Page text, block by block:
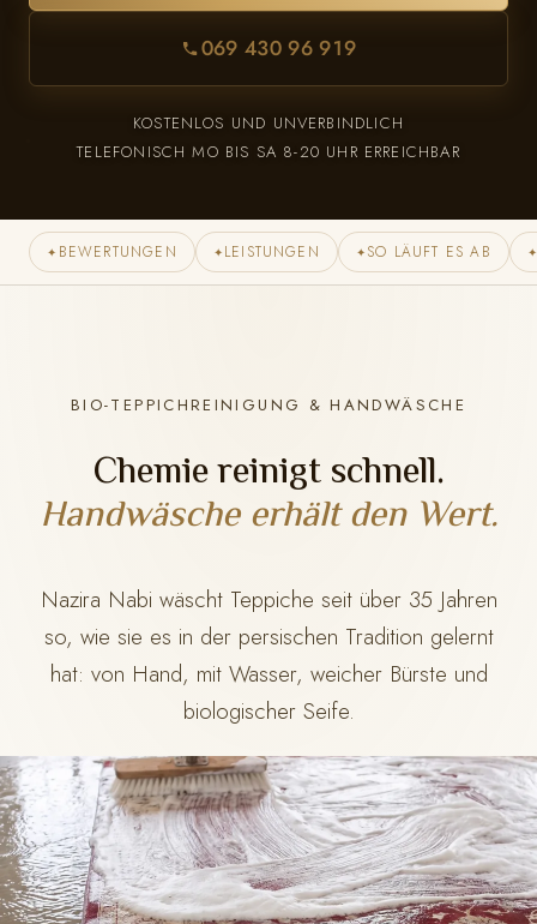
069 430 96 919
KOSTENLOS UND UNVERBINDLICH
TELEFONISCH MO BIS SA 8-20 UHR ERREICHBAR
✦ BEWERTUNGEN ✦ LEISTUNGEN ✦ SO LÄUFT ES AB ✦
BIO-TEPPICHREINIGUNG & HANDWÄSCHE
Chemie reinigt schnell.
Handwäsche erhält den Wert.
Nazira Nabi wäscht Teppiche seit über 35 Jahren
so, wie sie es in der persischen Tradition gelernt
hat: von Hand, mit Wasser, weicher Bürste und
biologischer Seife.